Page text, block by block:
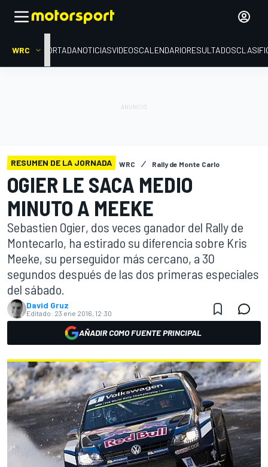
WRC PORTADANOTICIASVIDEOSCALENDARIORESULTADOS
RESUMEN DE LA JORNADA WRC Rally de Monte Carlo
OGIER LE SACA MEDIO
MINUTO A MEEKE
Sebastien Ogier, dos veces ganador del Rally de
Montecarlo, ha estirado su diferencia sobre Kris
Meeke, su perseguidor más cercano, a 30
segundos después de las dos primeras especiales
del sábado.
David Gruz
Editado: 23 ene 2016, 12:30
AÑADIR COMO FUENTE PRINCIPAL